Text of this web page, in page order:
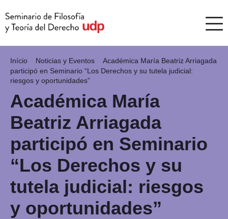
Início Noticias y Eventos
Académica María Beatriz Arriagada
participó en Seminario “Los Derechos y su tutela judicial:
riesgos y oportunidades”
Académica María
Beatriz Arriagada
participó en Seminario
“Los Derechos y su
tutela judicial: riesgos
y oportunidades”